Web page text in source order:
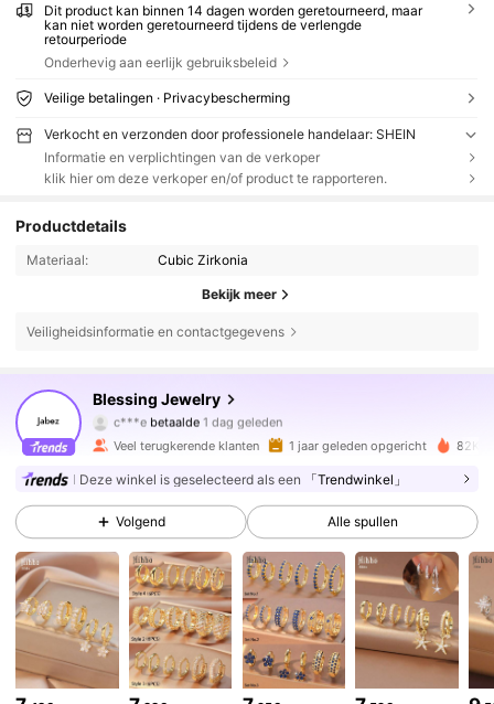
Dit product kan binnen 14 dagen worden geretourneerd, maar
kan niet worden geretourneerd tijdens de verlengde
retourperiode
Onderhevig aan eerlijk gebruiksbeleid
Veilige betalingen · Privacybescherming
Verkocht en verzonden door professionele handelaar: SHEIN
Informatie en verplichtingen van de verkoper
klik hier om deze verkoper en/of product te rapporteren.
Productdetails
Materiaal: Cubic Zirkonia
Bekijk meer
Veiligheidsinformatie en contactgegevens
Blessing Jewelry
4.89
11K Volgers
c***e betaalde 1 dag geleden
8 uur geleden
4.89 11K Volgers
4.89 11K Volgers
4.89 11K Volgers
Veel terugkerende klanten 1 jaar geleden opgericht 82K
Deze winkel is geselecteerd als een 「Trendwinkel」
Volgend Alle spullen